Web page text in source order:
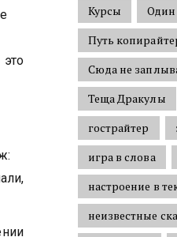
Курсы
Один
Путь
Сюда не
Теща Дракулы
гострайтер
игра в слова
настроение в
неизвестные